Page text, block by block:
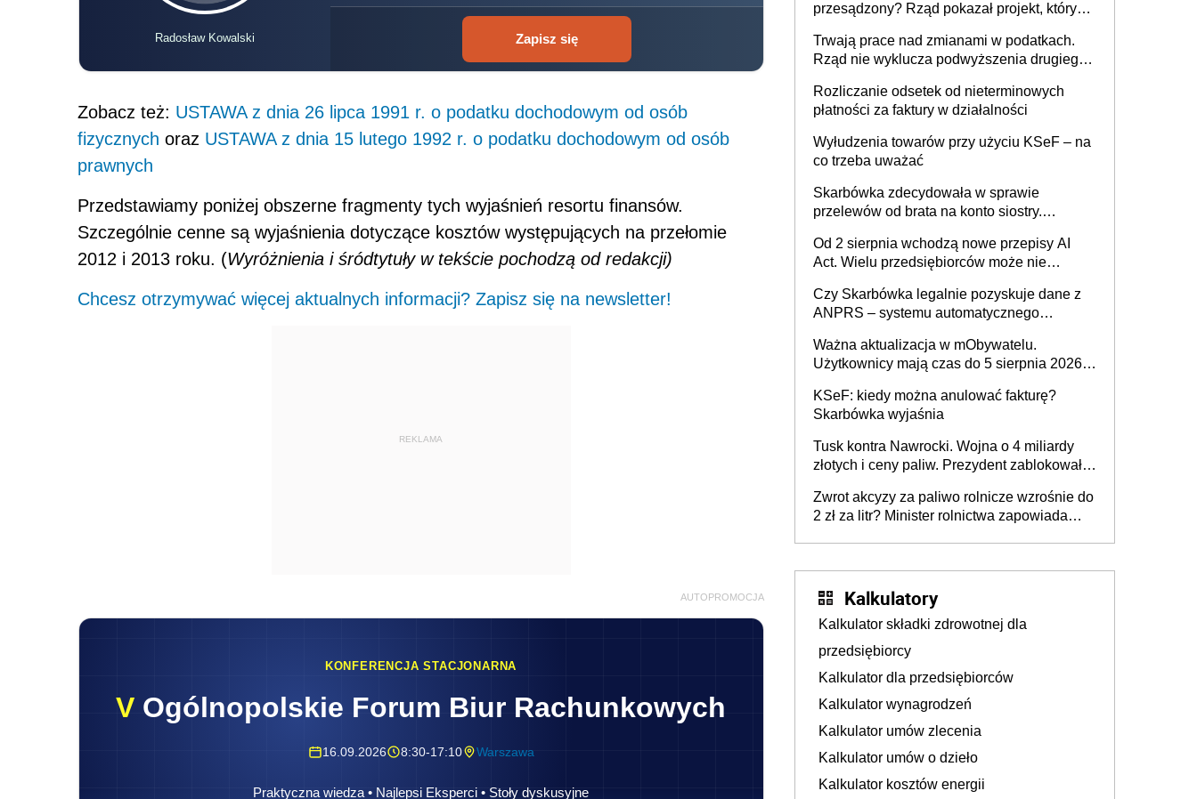
Radosław Kowalski Zapisz się
Zobacz też: USTAWA z dnia 26 lipca 1991 r. o podatku dochodowym od osób
fizycznych oraz USTAWA z dnia 15 lutego 1992 r. o podatku dochodowym od osób
prawnych
Przedstawiamy poniżej obszerne fragmenty tych wyjaśnień resortu finansów.
Szczególnie cenne są wyjaśnienia dotyczące kosztów występujących na przełomie
2012 i 2013 roku. (Wyróżnienia i śródtytuły w tekście pochodzą od redakcji)
Chcesz otrzymywać więcej aktualnych informacji? Zapisz się na newsletter!
REKLAMA
AUTOPROMOCJA
KONFERENCJA STACJONARNA
V Ogólnopolskie Forum Biur Rachunkowych
16.09.2026 8:30-17:10 Warszawa
Praktyczna wiedza • Najlepsi Eksperci • Stoły dyskusyjne
przesądzony? Rząd pokazał projekt, który
Trwają prace nad zmianami w podatkach.
Rząd nie wyklucza podwyższenia drugiego
Rozliczanie odsetek od nieterminowych
płatności za faktury w działalności
Wyłudzenia towarów przy użyciu KSeF – na
co trzeba uważać
Skarbówka zdecydowała w sprawie
przelewów od brata na konto siostry.
darowizna, ale podatku jednak nie będzie
Od 2 sierpnia wchodzą nowe przepisy AI
Act. Wielu przedsiębiorców może nie
Czy Skarbówka legalnie pozyskuje dane z
ANPRS – systemu automatycznego
pojazdów z kamer drogowych?
Ważna aktualizacja w mObywatelu.
Użytkownicy mają czas do 5 sierpnia 2026
KSeF: kiedy można anulować fakturę?
Skarbówka wyjaśnia
Tusk kontra Nawrocki. Wojna o 4 miliardy
złotych i ceny paliw. Prezydent zablokował
wymierzonym we wszystkich polskich
kierowców”
Zwrot akcyzy za paliwo rolnicze wzrośnie do
2 zł za litr? Minister rolnictwa zapowiada
Kalkulatory
Kalkulator składki zdrowotnej dla
przedsiębiorcy
Kalkulator dla przedsiębiorców
Kalkulator wynagrodzeń
Kalkulator umów zlecenia
Kalkulator umów o dzieło
Kalkulator kosztów energii